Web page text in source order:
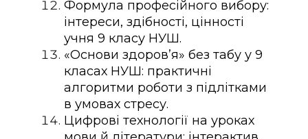
Формула професійного вибору:
інтереси, здібності, цінності
учня 9 класу НУШ.
«Основи здоров’я» без табу у 9
класах НУШ: практичні
алгоритми роботи з підлітками
в умовах стресу.
Цифрові технології на уроках